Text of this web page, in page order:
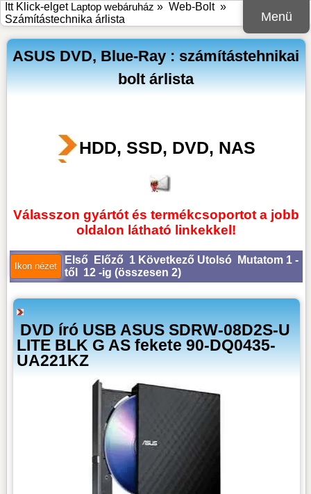
Menü
Itt Klick-elget Laptop webáruház » Web-Bolt»
Számítástechnika árlista
ASUS DVD, Blue-Ray : számítástehnikai
bolt árlista
HDD, SSD, DVD, NAS
Válasszon gyártót és termékcsoportot a jobb
oldalon látható linkekkel!
Első Előző 1 Következő Utolsó Mutatom 1 -
től 12 -ig (összesen 2)
DVD író USB ASUS SDRW-08D2S-U
LITE BLK G AS fekete 90-DQ0435-
UA221KZ